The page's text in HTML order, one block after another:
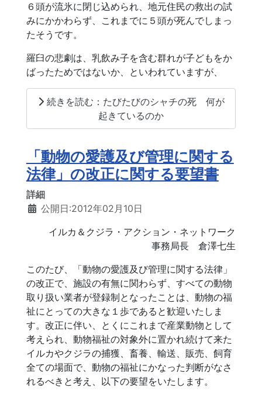
６頭が流氷に閉じ込められ、地元住民の救出の試
みにかかわらず、これまでに５頭が死んでしまっ
たそうです。
羅臼の悲劇は、乳飲み子を含む群れが子どもをか
ばったためではないか、といわれていますが、
続きを読む：たびたびのシャチの死 何が
起きているのか
「動物の愛護及び管理に関する
法律」の改正に関する要望書
詳細
公開日:2012年02月10日
イルカ＆クジラ・アクション・ネットワーク
事務局長 倉澤七生
このたび、「動物の愛護及び管理に関する法律」
の改正で、施設の有無に関わらず、すべての動物
取り扱い業者が登録制となったことは、動物の福
祉にとっての大きな１歩であると歓迎いたしま
す。改正に伴い、とくにこれまで産業動物として
考えられ、動物福祉の対象外に置かれ続けて来た
イルカやクジラの捕獲、畜養、輸送、販売、飼育
全ての場面で、動物の福祉にかなった判断がなさ
れるべきと考え、以下の要望をいたします。